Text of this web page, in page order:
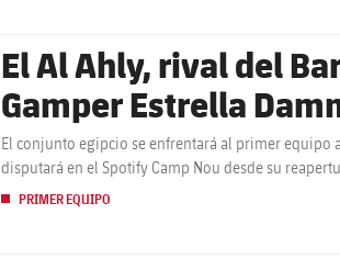
El Al Ahly, rival del
Gamper Estrella
El conjunto egipcio se enfrentará al primer equipo
disputará en el Spotify Camp Nou desde su
PRIMER EQUIPO